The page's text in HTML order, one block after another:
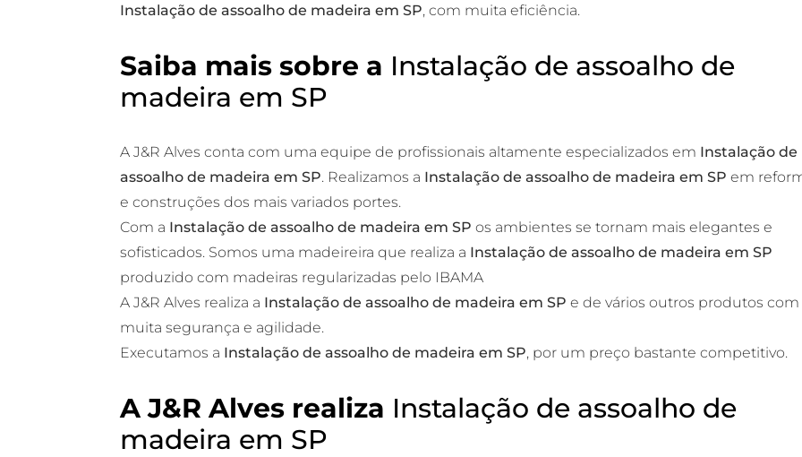
Instalação de assoalho de madeira em SP, com muita eficiência.
Saiba mais sobre a Instalação de assoalho de
madeira em SP
A J&R Alves conta com uma equipe de profissionais altamente especializados em Instalação de
assoalho de madeira em SP. Realizamos a Instalação de assoalho de madeira em SP em
e construções dos mais variados portes.
Com a Instalação de assoalho de madeira em SP os ambientes se tornam mais elegantes e
sofisticados. Somos uma madeireira que realiza a Instalação de assoalho de madeira em SP
produzido com madeiras regularizadas pelo IBAMA
A J&R Alves realiza a Instalação de assoalho de madeira em SP e de vários outros produtos com
muita segurança e agilidade.
Executamos a Instalação de assoalho de madeira em SP, por um preço bastante competitivo.
A J&R Alves realiza Instalação de assoalho de
madeira em SP